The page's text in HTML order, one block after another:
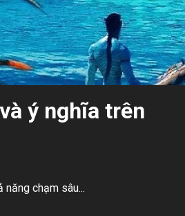
ý nghĩa trên
chạm sâu...